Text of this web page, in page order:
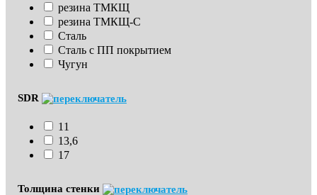
резина ТМКЩ
резина ТМКЩ-С
Сталь
Сталь с ПП покрытием
Чугун
SDR
11
13,6
17
Толщина стенки